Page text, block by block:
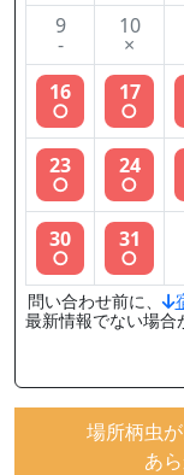
9
-
10
×
16
○
17
○
23
○
24
○
30
○
31
○
問い合わせ前に、
最新情報でない場合
場所柄虫
あ